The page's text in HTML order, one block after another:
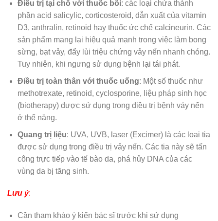
Điều trị tại chỗ với thuốc bôi: các loại chứa thành
phần acid salicylic, corticosteroid, dẫn xuất của vitamin
D3, anthralin, retinoid hay thuốc ức chế calcineurin. Các
sản phẩm mang lại hiệu quả mạnh trong việc làm bong
sừng, bạt vảy, đẩy lùi triệu chứng vảy nến nhanh chóng.
Tuy nhiên, khi ngưng sử dụng bệnh lại tái phát.
Điều trị toàn thân với thuốc uống: Một số thuốc như
methotrexate, retinoid, cyclosporine, liệu pháp sinh học
(biotherapy) được sử dụng trong điều trị bệnh vảy nến
ở thể nặng.
Quang trị liệu: UVA, UVB, laser (Excimer) là các loại tia
được sử dụng trong điều trị vảy nến. Các tia này sẽ tấn
công trực tiếp vào tế bào da, phá hủy DNA của các
vùng da bị tăng sinh.
Lưu ý:
Cần tham khảo ý kiến bác sĩ trước khi sử dụng